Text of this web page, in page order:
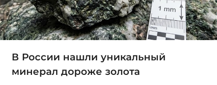
В России нашли уникальный
минерал дороже золота